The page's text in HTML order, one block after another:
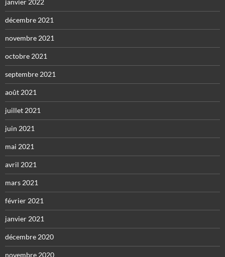
janvier 2022
décembre 2021
novembre 2021
octobre 2021
septembre 2021
août 2021
juillet 2021
juin 2021
mai 2021
avril 2021
mars 2021
février 2021
janvier 2021
décembre 2020
novembre 2020